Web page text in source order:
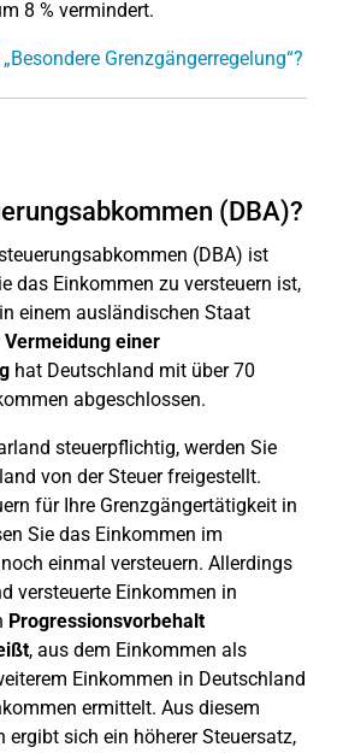
8 % vermindert.
Grenzgängerregelung“?
(DBA)?
(DBA) ist
das Einkommen zu versteuern ist,
einem ausländischen Staat
Vermeidung einer
hat Deutschland mit über 70
abgeschlossen.
steuerpflichtig, werden Sie
von der Steuer freigestellt.
für Ihre Grenzgängertätigkeit in
Sie das Einkommen im
einmal versteuern. Allerdings
versteuerte Einkommen in
Progressionsvorbehalt
, aus dem Einkommen als
Einkommen in Deutschland
ermittelt. Aus diesem
ergibt sich ein höherer Steuersatz,